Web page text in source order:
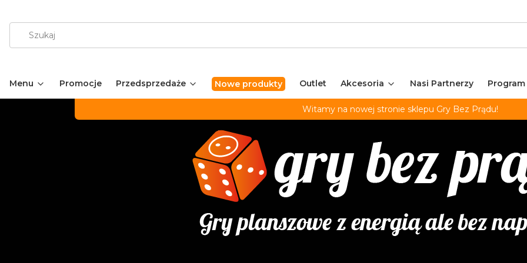
Menu Promocje Przedsprzedaże Nowe produkty Outlet Akcesoria Nasi Partnerzy
Witamy na nowej stronie sklepu Gry Bez Prądu!